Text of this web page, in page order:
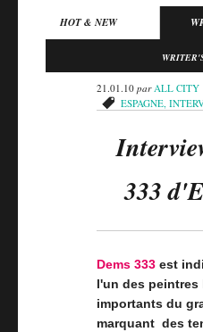
Aller au contenu
Aller au contenu
HOT & NEW
21.01.10 par ALL CITY
ESPAGNE,
333
Dems 333 est
l'un des peintres
importants du
marquant des